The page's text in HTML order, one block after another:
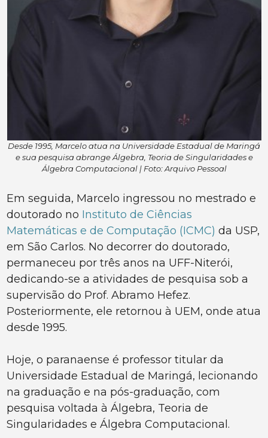
Desde 1995, Marcelo atua na Universidade Estadual de Maringá
e sua pesquisa abrange Álgebra, Teoria de Singularidades e
Álgebra Computacional | Foto: Arquivo Pessoal
Em seguida, Marcelo ingressou no mestrado e
doutorado no Instituto de Ciências
Matemáticas e de Computação (ICMC) da USP,
em São Carlos. No decorrer do doutorado,
permaneceu por três anos na UFF-Niterói,
dedicando-se a atividades de pesquisa sob a
supervisão do Prof. Abramo Hefez.
Posteriormente, ele retornou à UEM, onde atua
desde 1995.
Hoje, o paranaense é professor titular da
Universidade Estadual de Maringá, lecionando
na graduação e na pós-graduação, com
pesquisa voltada à Álgebra, Teoria de
Singularidades e Álgebra Computacional.